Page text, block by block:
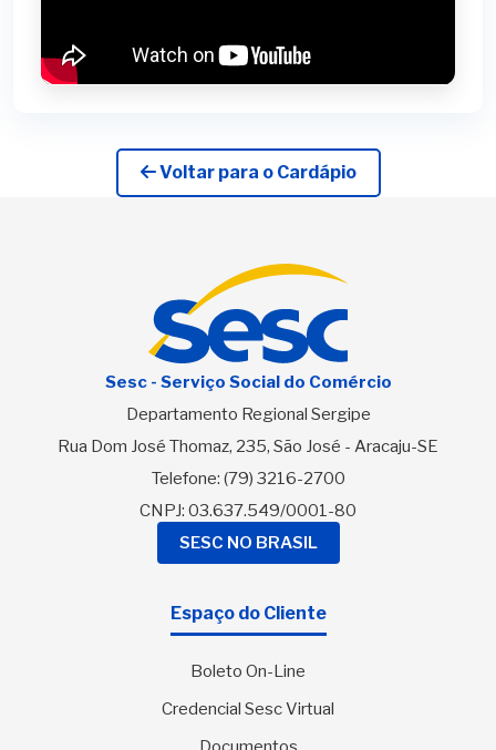
Voltar para o Cardápio
Sesc - Serviço Social do Comércio
Departamento Regional Sergipe
Rua Dom José Thomaz, 235, São José - Aracaju-SE
Telefone: (79) 3216-2700
CNPJ: 03.637.549/0001-80
SESC NO BRASIL
Espaço do Cliente
Boleto On-Line
Credencial Sesc Virtual